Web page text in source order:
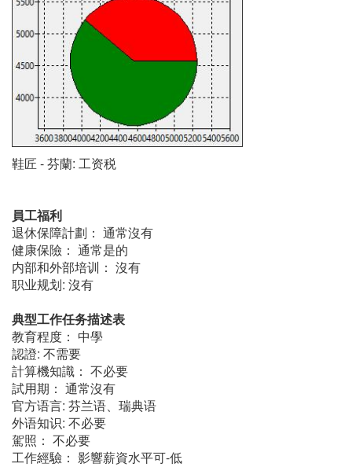
鞋匠 - 芬蘭: 工资税
員工福利
退休保障計劃： 通常沒有
健康保險： 通常是的
内部和外部培训： 沒有
职业规划: 沒有
典型工作任务描述表
教育程度： 中學
認證: 不需要
計算機知識： 不必要
試用期： 通常沒有
官方语言: 芬兰语、瑞典语
外语知识: 不必要
駕照： 不必要
工作經驗： 影響薪資水平可-低